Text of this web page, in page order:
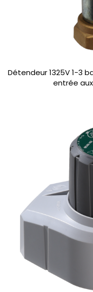
Détendeur 1325V 1-3
entrée